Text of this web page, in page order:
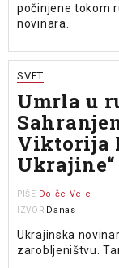
počinjene tokom
novinara.
SVET
Umrla u
Viktorija
Ukrajine“
PIŠE Dojče Vele
IZVOR Danas
Ukrajinska
zarobljeništvu.